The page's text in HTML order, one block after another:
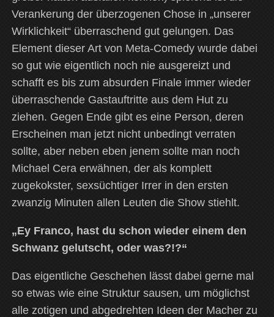
Verankerung der überzogenen Chose in „unserer
Wirklichkeit“ überraschend gut gelungen. Das
Element dieser Art von Meta-Comedy wurde dabei
so gut wie eigentlich noch nie ausgereizt und
schafft es bis zum absurden Finale immer wieder
überraschende Gastauftritte aus dem Hut zu
ziehen. Gegen Ende gibt es eine Person, deren
Erscheinen man jetzt nicht unbedingt verraten
sollte, aber neben eben jenem sollte man noch
Michael Cera erwähnen, der als komplett
zugekokster, sexsüchtiger Irrer in den ersten
zwanzig Minuten allen Leuten die Show stiehlt.
„Ey Franco, hast du schon wieder einem den
Schwanz gelutscht, oder was?!?“
Das eigentliche Geschehen lässt dabei gerne mal
so etwas wie eine Struktur sausen, um möglichst
alle zotigen und abgedrehten Ideen der Macher zu